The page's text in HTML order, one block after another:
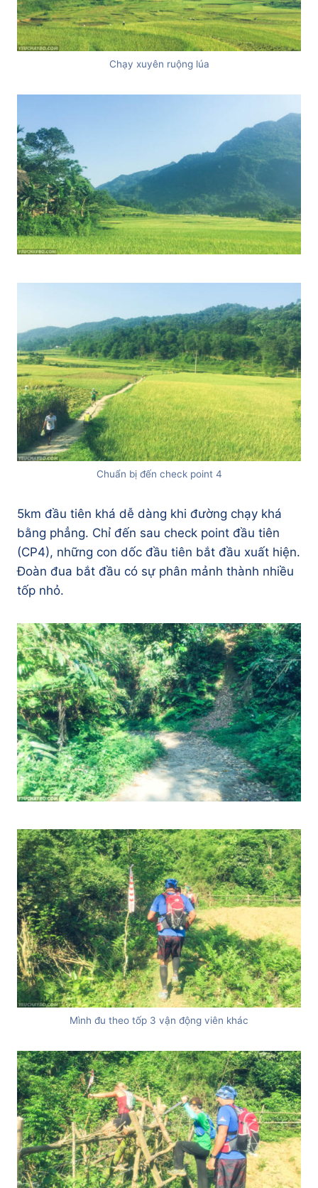
Chạy xuyên ruộng lúa
Chuẩn bị đến check point 4
5km đầu tiên khá dễ dàng khi đường chạy khá
bằng phẳng. Chỉ đến sau check point đầu tiên
(CP4), những con dốc đầu tiên bắt đầu xuất hiện.
Đoàn đua bắt đầu có sự phân mảnh thành nhiều
tốp nhỏ.
Mình đu theo tốp 3 vận động viên khác